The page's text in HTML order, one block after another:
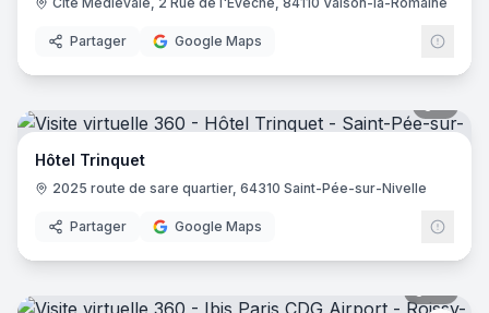
Partager Google Maps
Hôtel Trinquet
2025 route de sare quartier, 64310 Saint-Pée-sur-Nivelle
Partager Google Maps